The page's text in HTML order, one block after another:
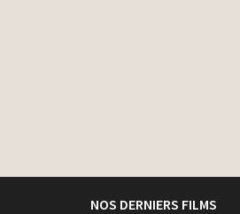
NOS DERNIERS FILMS